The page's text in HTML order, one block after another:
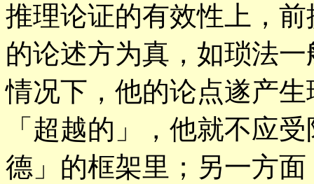
推理论证的有效性上，
的论述方为真，如琐法
情况下，他的论点遂产
「超越的」，他就不应
德」的框架里；另一方